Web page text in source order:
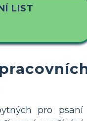
LIST
pro psaní